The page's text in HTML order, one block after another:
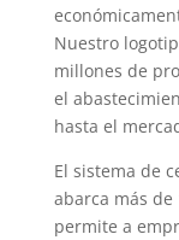
Nuestro
millones de
el
hasta el
El sistema de
abarca más
permite a